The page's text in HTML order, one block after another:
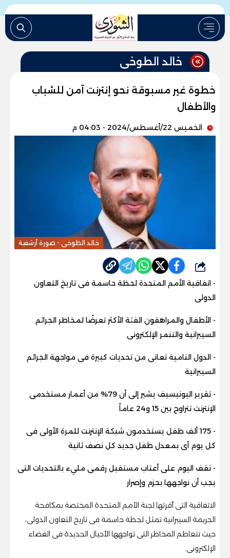
خالد الطوخى
خطوة غير مسبوقة نحو إنترنت آمن للشباب
والأطفال
الخميس 22/أغسطس/2024 - 04:03 م
خالد الطوخى - صورة أرشفية
شارك
- اتفاقية الأمم المتحدة لحظة حاسمة فى تاريخ التعاون
الدولى
- الأطفال والمراهقون الفئة الأكثر تعرضًا لمخاطر الجرائم
السيبرانية والتنمر الإلكترونى
- الدول النامية تعانى من تحديات كبيرة فى مواجهة الجرائم
السيبرانية
- تقرير اليونيسيف يشير إلى أن 79% من أعمار مستخدمى
الإنترنت تتراوح بين 15 و24 عاماً
- 175 ألف طفل يستخدمون شبكة الإنترنت للمرة الأولى فى
كل يوم أى بمعدل طفل جديد كل نصف ثانية
- نقف اليوم على أعتاب مستقبل رقمى مليء بالتحديات التى
يجب أن نواجهها بحزم وإصرار
الاتفاقية التى أقرتها لجنة الأمم المتحدة المختصة بمكافحة
الجريمة السيبرانية تمثل لحظة حاسمة فى تاريخ التعاون الدولى،
حيث تتعاظم المخاطر التى تواجهها الأجيال الجديدة فى الفضاء
الإلكترونى.